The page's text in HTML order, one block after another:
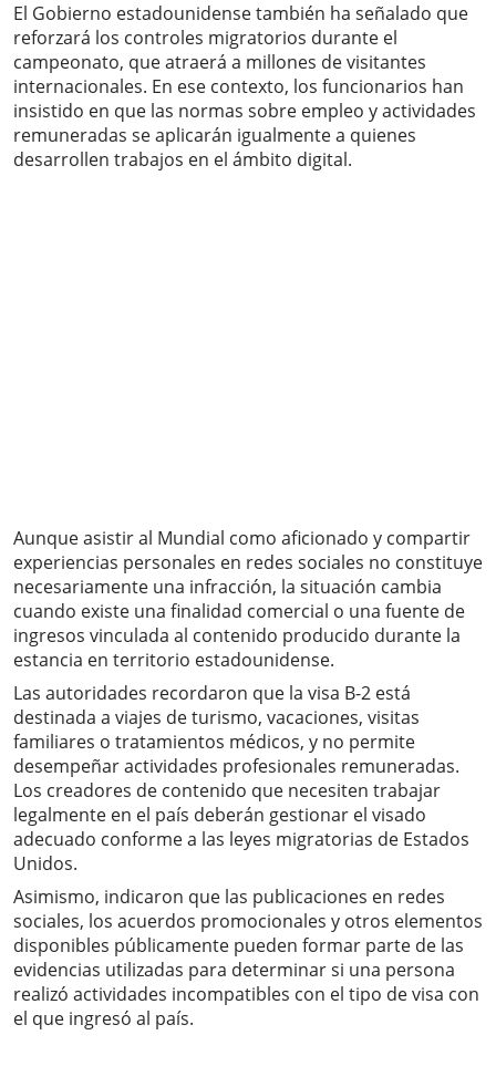
El Gobierno estadounidense también ha señalado que
reforzará los controles migratorios durante el
campeonato, que atraerá a millones de visitantes
internacionales. En ese contexto, los funcionarios han
insistido en que las normas sobre empleo y actividades
remuneradas se aplicarán igualmente a quienes
desarrollen trabajos en el ámbito digital.
Aunque asistir al Mundial como aficionado y compartir
experiencias personales en redes sociales no constituye
necesariamente una infracción, la situación cambia
cuando existe una finalidad comercial o una fuente de
ingresos vinculada al contenido producido durante la
estancia en territorio estadounidense.
Las autoridades recordaron que la visa B-2 está
destinada a viajes de turismo, vacaciones, visitas
familiares o tratamientos médicos, y no permite
desempeñar actividades profesionales remuneradas.
Los creadores de contenido que necesiten trabajar
legalmente en el país deberán gestionar el visado
adecuado conforme a las leyes migratorias de Estados
Unidos.
Asimismo, indicaron que las publicaciones en redes
sociales, los acuerdos promocionales y otros elementos
disponibles públicamente pueden formar parte de las
evidencias utilizadas para determinar si una persona
realizó actividades incompatibles con el tipo de visa con
el que ingresó al país.